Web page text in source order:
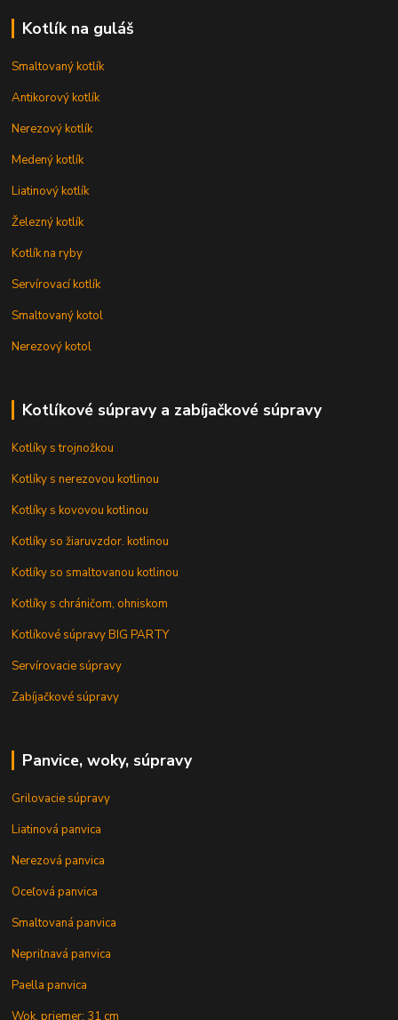
Kotlík na guláš
Smaltovaný kotlík
Antikorový kotlík
Nerezový kotlík
Medený kotlík
Liatinový kotlík
Železný kotlík
Kotlík na ryby
Servírovací kotlík
Smaltovaný kotol
Nerezový kotol
Kotlíkové súpravy a zabíjačkové súpravy
Kotlíky s trojnožkou
Kotlíky s nerezovou kotlinou
Kotlíky s kovovou kotlinou
Kotlíky so žiaruvzdor. kotlinou
Kotlíky so smaltovanou kotlinou
Kotlíky s chráničom, ohniskom
Kotlíkové súpravy BIG PARTY
Servírovacie súpravy
Zabíjačkové súpravy
Panvice, woky, súpravy
Grilovacie súpravy
Liatinová panvica
Nerezová panvica
Oceľová panvica
Smaltovaná panvica
Nepriľnavá panvica
Paella panvica
Wok, priemer: 31 cm